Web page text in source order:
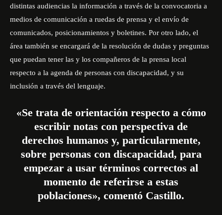
distintas audiencias la información a través de la convocatoria a
medios de comunicación a ruedas de prensa y el envío de
comunicados, posicionamientos y boletines. Por otro lado, el
área también se encargará de la resolución de dudas y preguntas
que puedan tener las y los compañeros de la prensa local
respecto a la agenda de personas con discapacidad, y su
inclusión a través del lenguaje.
«Se trata de orientación respecto a cómo
escribir notas con perspectiva de
derechos humanos y, particularmente,
sobre personas con discapacidad, para
empezar a usar términos correctos al
momento de referirse a estas
poblaciones», comentó Castillo.